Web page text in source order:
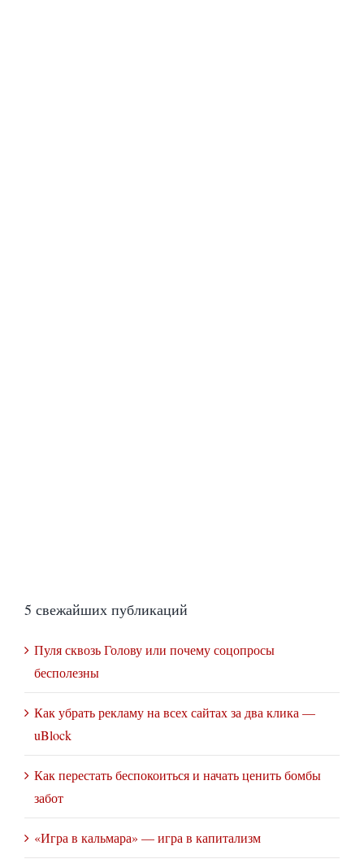
5 свежайших публикаций
Пуля сквозь Голову или почему соцопросы
бесполезны
Как убрать рекламу на всех сайтах за два клика —
uBlock
Как перестать беспокоиться и начать ценить бомбы
забот
«Игра в кальмара» — игра в капитализм